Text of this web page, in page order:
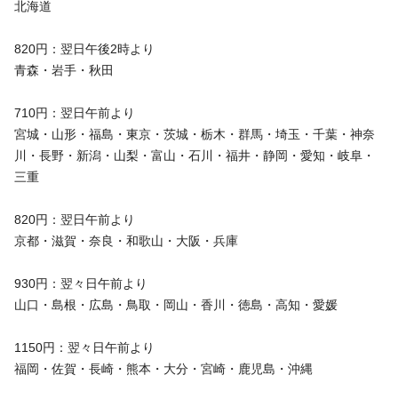
北海道
820円：翌日午後2時より
青森・岩手・秋田
710円：翌日午前より
宮城・山形・福島・東京・茨城・栃木・群馬・埼玉・千葉・神奈
川・長野・新潟・山梨・富山・石川・福井・静岡・愛知・岐阜・
三重
820円：翌日午前より
京都・滋賀・奈良・和歌山・大阪・兵庫
930円：翌々日午前より
山口・島根・広島・鳥取・岡山・香川・徳島・高知・愛媛
1150円：翌々日午前より
福岡・佐賀・長崎・熊本・大分・宮崎・鹿児島・沖縄